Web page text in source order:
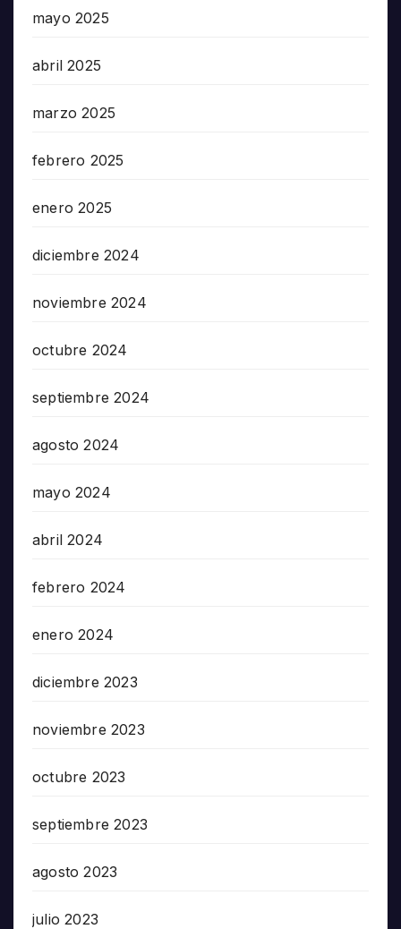
mayo 2025
abril 2025
marzo 2025
febrero 2025
enero 2025
diciembre 2024
noviembre 2024
octubre 2024
septiembre 2024
agosto 2024
mayo 2024
abril 2024
febrero 2024
enero 2024
diciembre 2023
noviembre 2023
octubre 2023
septiembre 2023
agosto 2023
julio 2023